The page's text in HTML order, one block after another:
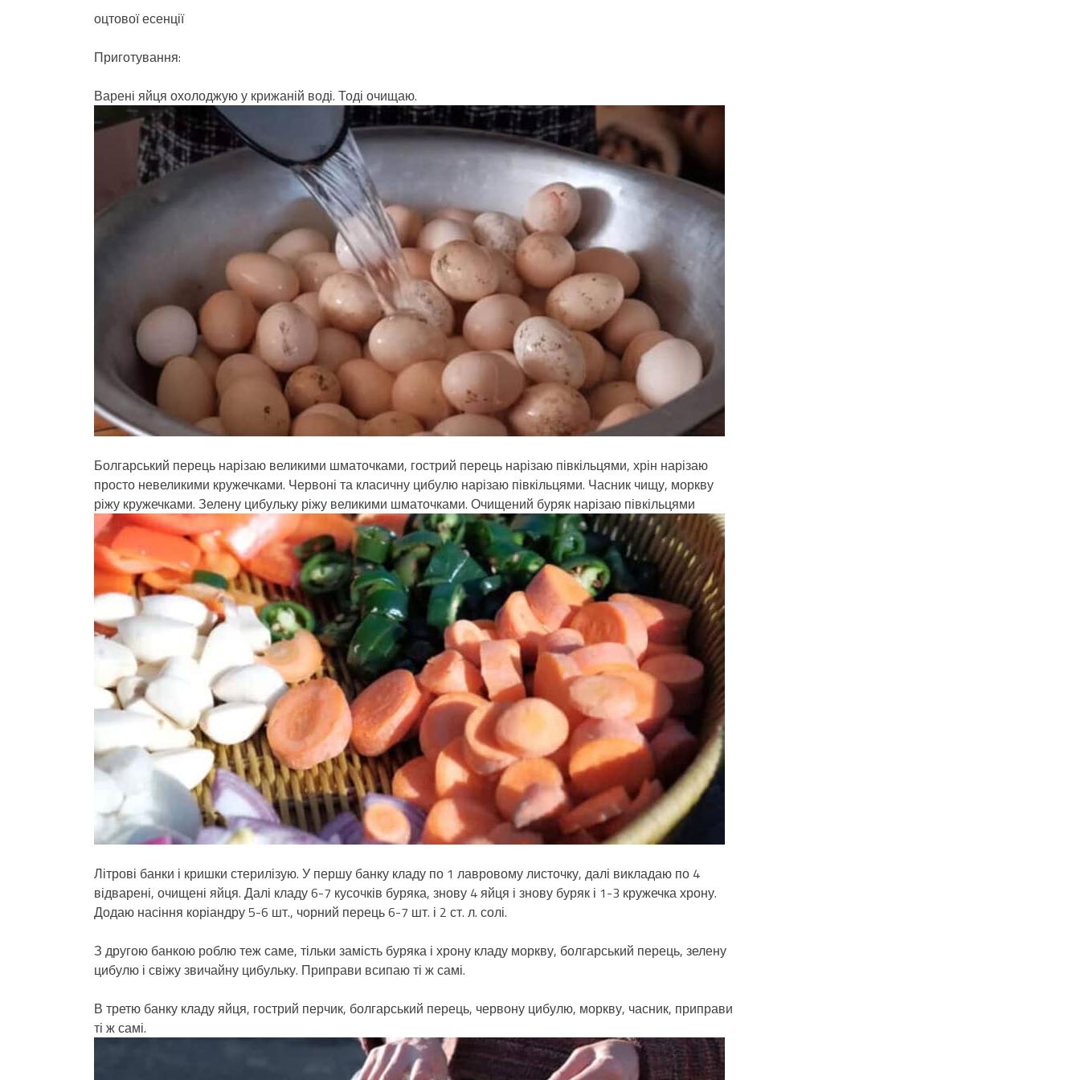
оцтової есенції
Приготування:
Варені яйця охолоджую у крижаній воді. Тоді очищаю.
Болгарський перець нарізаю великими шматочками, гострий перець нарізаю півкільцями, хрін нарізаю
просто невеликими кружечками. Червоні та класичну цибулю нарізаю півкільцями. Часник чищу, моркву
ріжу кружечками. Зелену цибульку ріжу великими шматочками. Очищений буряк нарізаю півкільцями
Літрові банки і кришки стерилізую. У першу банку кладу по 1 лавровому листочку, далі викладаю по 4
відварені, очищені яйця. Далі кладу 6-7 кусочків буряка, знову 4 яйця і знову буряк і 1-3 кружечка хрону.
Додаю насіння коріандру 5-6 шт., чорний перець 6-7 шт. і 2 ст. л. солі.
З другою банкою роблю теж саме, тільки замість буряка і хрону кладу моркву, болгарський перець, зелену
цибулю і свіжу звичайну цибульку. Приправи всипаю ті ж самі.
В третю банку кладу яйця, гострий перчик, болгарський перець, червону цибулю, моркву, часник, приправи
ті ж самі.